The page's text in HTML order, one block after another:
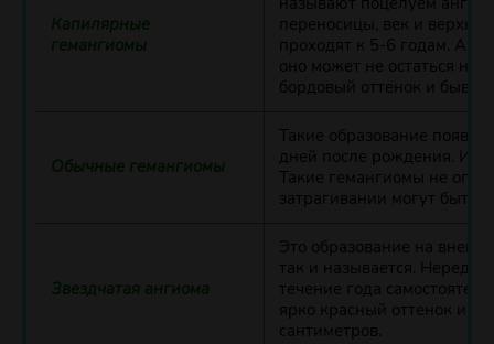
Капилярные
гемангиомы
переносицы, век и
проходят к 5-6 годам. А
оно может не остаться на
бордовый оттенок и
Обычные гемангиомы
Такие образование
дней после рождения. Их
Такие гемангиомы не
затрагивании могут быть
Звездчатая ангиома
Это образование на
так и называется.
течение года
ярко красный оттенок и
сантиметров.